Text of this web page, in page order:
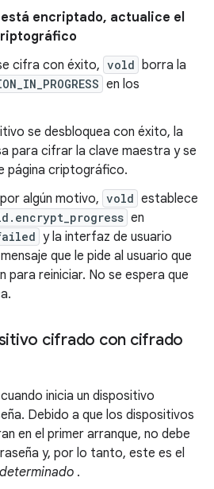
está encriptado, actualice el
cifra con éxito, vold borra la
en los
se desbloquea con éxito, la
para cifrar la clave maestra y se
página criptográfico.
algún motivo, vold establece
en
y la interfaz de usuario
que le pide al usuario que
para reiniciar. No se espera que
cifrado con cifrado
inicia un dispositivo
Debido a que los dispositivos
en el primer arranque, no debe
y, por lo tanto, este es el
.